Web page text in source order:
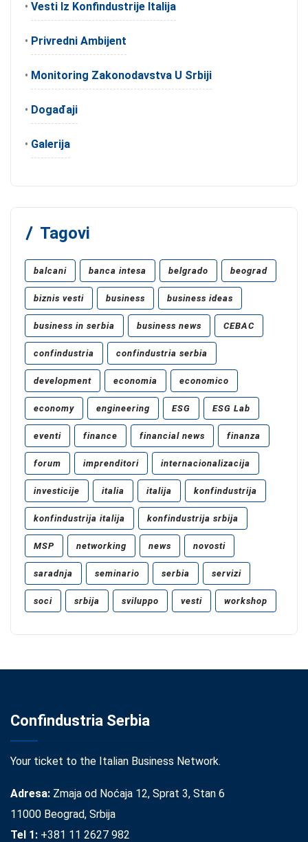
• Vesti Iz Konfindustrije Italija
• Privredni Ambijent
• Monitoring Zakonodavstva U Srbiji
• Događaji
• Galerija
Tagovi
balcani banca intesa belgrado beograd
biznis vesti business business ideas
business in serbia business news CEBAC
confindustria confindustria serbia
development economia economico
economy engineering ESG ESG Lab
eventi finance financial news finanza
forum imprenditori internacionalizacija
investicije italia italija konfindustrija
konfindustrija italija konfindustrija srbija
MSP networking news novosti
saradnja seminario serbia servizi
soci srbija sviluppo vesti workshop
Confindustria Serbia
Your ticket to the Italian Business Network.
Adresa: Zmaja od Noćaja 12, Sprat 3, Stan 6
11000 Beograd, Srbija
Tel 1: +381 11 2627 982